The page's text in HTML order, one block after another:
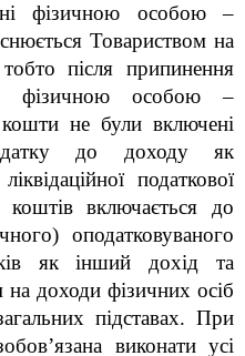
фізичною особою –
Товариством на
після припинення
фізичною особою –
кошти не були включені
до доходу як
податкової
коштів включається до
оподатковуваного
як інший дохід та
доходи фізичних осіб
підставах. При
виконати усі